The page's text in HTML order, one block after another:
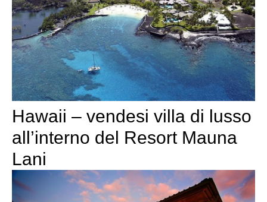
Hawaii – vendesi villa di lusso
all’interno del Resort Mauna
Lani